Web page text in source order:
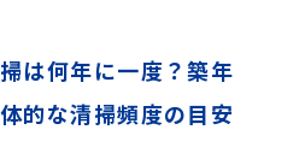
は何年に一度？築年
的な清掃頻度の目安